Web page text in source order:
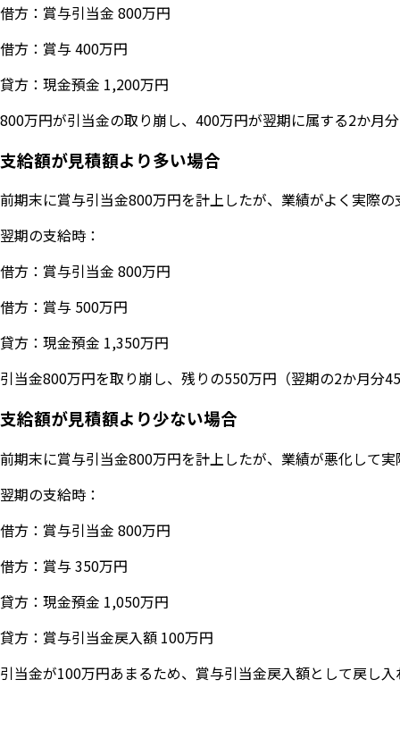
借方：賞与引当金 800万円
借方：賞与 400万円
貸方：現金預金 1,200万円
800万円が引当金の取り崩し、400万円が翌期に属する2か月
支給額が見積額より多い場合
前期末に賞与引当金800万円を計上したが、業績がよく実際
翌期の支給時：
借方：賞与引当金 800万円
借方：賞与 500万円
貸方：現金預金 1,350万円
引当金800万円を取り崩し、残りの550万円（翌期の2か月分
支給額が見積額より少ない場合
前期末に賞与引当金800万円を計上したが、業績が悪化して
翌期の支給時：
借方：賞与引当金 800万円
借方：賞与 350万円
貸方：現金預金 1,050万円
貸方：賞与引当金戻入額 100万円
引当金が100万円あまるため、賞与引当金戻入額として戻し